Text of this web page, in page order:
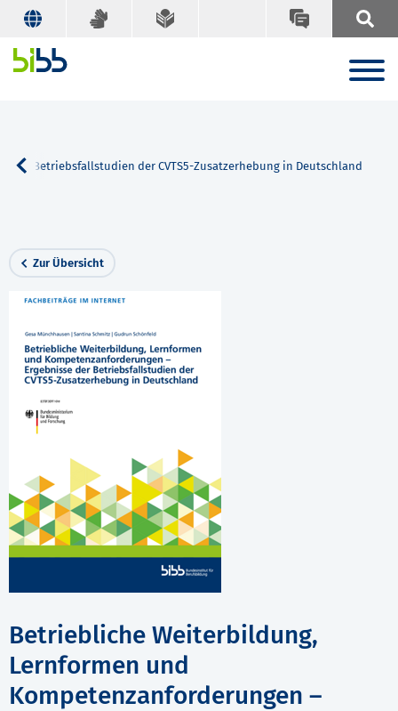
Betriebsfallstudien der CVTS5-Zusatzerhebung in Deutschland
Zur Übersicht
Betriebliche Weiterbildung,
Lernformen und
Kompetenzanforderungen –